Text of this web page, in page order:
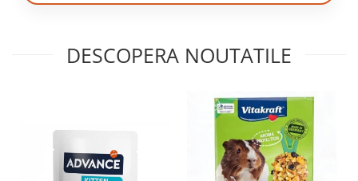
DESCOPERA NOUTATILE